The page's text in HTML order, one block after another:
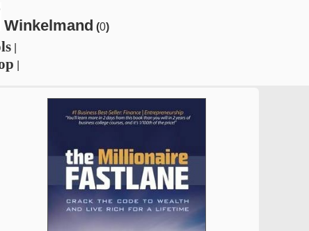
Winkelmand (0)